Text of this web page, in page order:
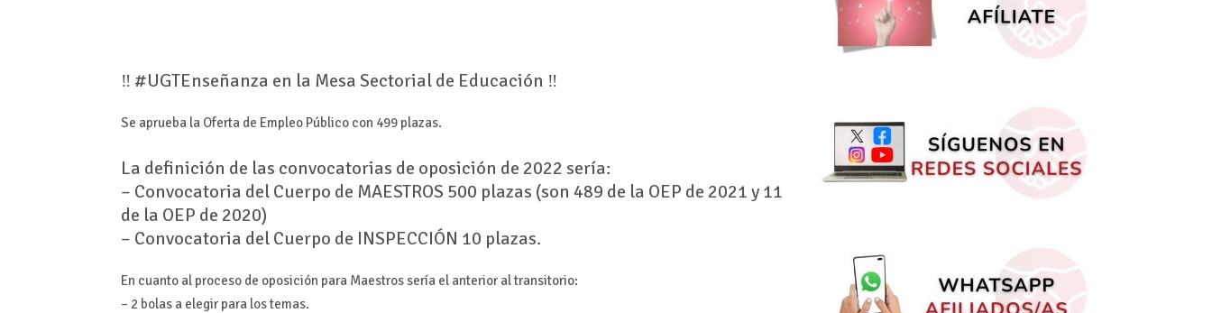
‼ #UGTEnseñanza en la Mesa Sectorial de Educación ‼
Se aprueba la Oferta de Empleo Público con 499 plazas.
La definición de las convocatorias de oposición de 2022 sería:
– Convocatoria del Cuerpo de MAESTROS 500 plazas (son 489 de la OEP de 2021 y 11
de la OEP de 2020)
– Convocatoria del Cuerpo de INSPECCIÓN 10 plazas.
En cuanto al proceso de oposición para Maestros sería el anterior al transitorio:
– 2 bolas a elegir para los temas.